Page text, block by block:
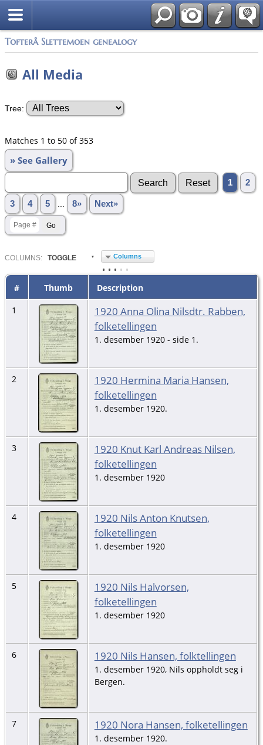
Tofterå Slettemoen genealogy
All Media
Tree:
Matches 1 to 50 of 353
» See Gallery
1 2
3 4 5 ... 8» Next»
COLUMN S: TOGGLE Columns
# Thumb
Description
1
1920 Anna Olina Nilsdtr. Rabben,
folketellingen
1. desember 1920 - side 1.
2
1920 Hermina Maria Hansen,
folketellingen
1. desember 1920.
3
1920 Knut Karl Andreas Nilsen,
folketellingen
1. desember 1920
4
1920 Nils Anton Knutsen,
folketellingen
1. desember 1920
5
1920 Nils Halvorsen,
folketellingen
1. desember 1920
6 1920 Nils Hansen, folktellingen
1. desember 1920, Nils oppholdt seg i
Bergen.
7 1920 Nora Hansen, folketellingen
1. desember 1920.